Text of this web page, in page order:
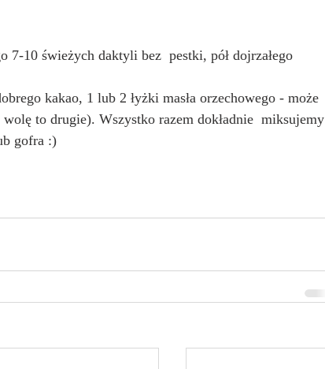
7-10 świeżych daktyli bez  pestki, pół dojrzałego
kakao, 1 lub 2 łyżki masła orzechowego - może
to drugie). Wszystko razem dokładnie  miksujemy
gofra :)